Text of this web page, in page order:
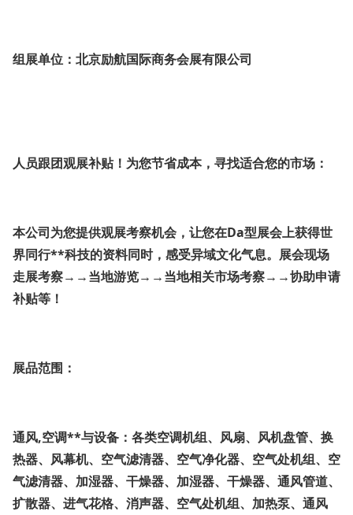
组展单位：北京励航国际商务会展有限公司
人员跟团观展补贴！为您节省成本，寻找适合您的市场：
本公司为您提供观展考察机会，让您在Da型展会上获得世
界同行**科技的资料同时，感受异域文化气息。展会现场
走展考察→→当地游览→→当地相关市场考察→→协助申请
补贴等！
展品范围：
通风,空调**与设备：各类空调机组、风扇、风机盘管、换
热器、风幕机、空气滤清器、空气净化器、空气处机组、空
气滤清器、加湿器、干燥器、加湿器、干燥器、通风管道、
扩散器、进气花格、消声器、空气处机组、加热泵、通风